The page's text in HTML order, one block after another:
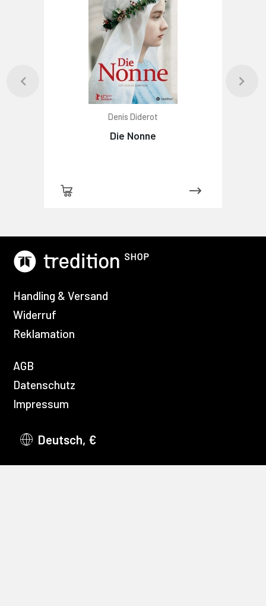
Denis Diderot
Die Nonne
Handling & Versand
Widerruf
Reklamation
AGB
Datenschutz
Impressum
Deutsch, €